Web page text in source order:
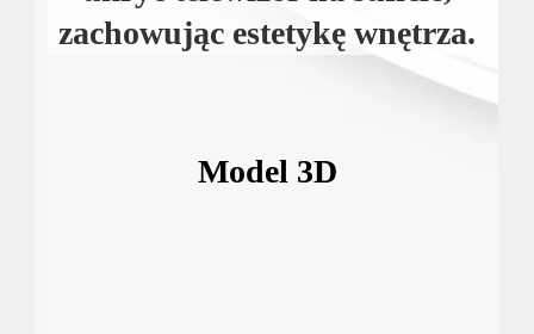
zachowując estetykę wnętrza.
Model 3D